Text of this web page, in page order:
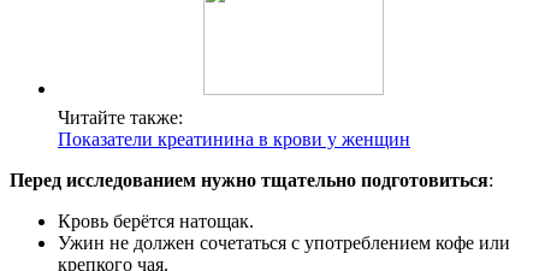
Читайте также:
Показатели креатинина в крови у женщин
Перед исследованием нужно тщательно подготовиться:
Кровь берётся натощак.
Ужин не должен сочетаться с употреблением кофе или
крепкого чая.